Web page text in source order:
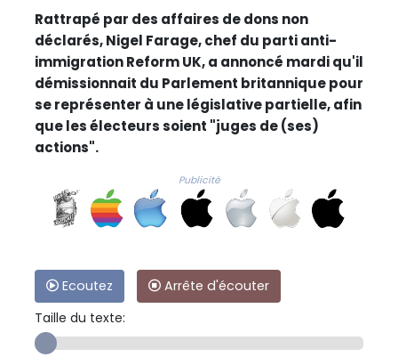
Rattrapé par des affaires de dons non
déclarés, Nigel Farage, chef du parti anti-
immigration Reform UK, a annoncé mardi qu'il
démissionnait du Parlement britannique pour
se représenter à une législative partielle, afin
que les électeurs soient "juges de (ses)
actions".
Publicité
Ecoutez
Arrête d'écouter
Taille du texte: